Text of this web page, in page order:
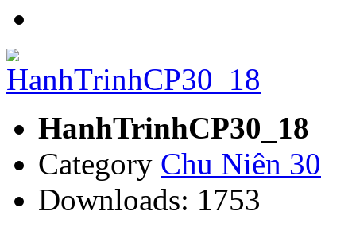
HanhTrinhCP30_18
Category Chu Niên 30
Downloads: 1753